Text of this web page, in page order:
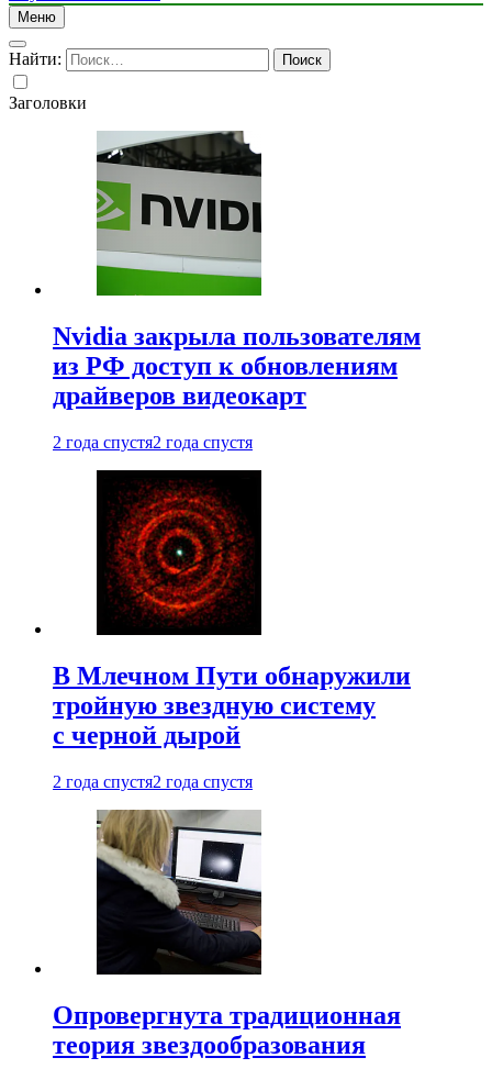
Меню
Найти:
Заголовки
Nvidia закрыла пользователям
из РФ доступ к обновлениям
драйверов видеокарт
2 года спустя2 года спустя
В Млечном Пути обнаружили
тройную звездную систему
с черной дырой
2 года спустя2 года спустя
Опровергнута традиционная
теория звездообразования